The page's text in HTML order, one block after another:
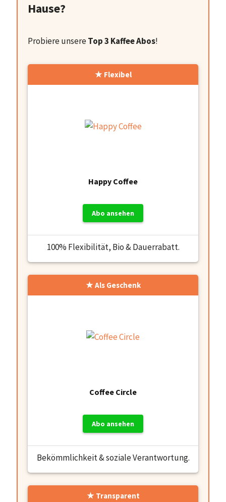
Hause?
Probiere unsereTop 3 Kaffee Abos!
Flexibel
Happy Coffee
Abo ansehen
100% Flexibilität, Bio & Dauerrabatt.
Als Geschenk
Coffee Circle
Abo ansehen
Bekömmlichkeit & soziale Verantwortung.
Transparent